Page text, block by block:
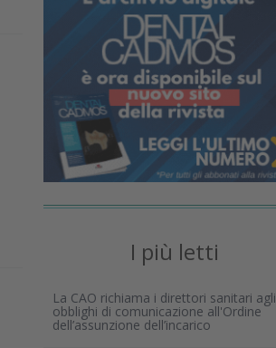
I più letti
La CAO richiama i direttori sanitari agli
obblighi di comunicazione all'Ordine
dell’assunzione dell’incarico